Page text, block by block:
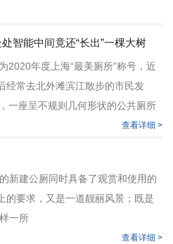
智能中间竟还“长出”一棵大树
2020年度上海“最美厕所”称号，近
经常去北外滩滨江散步的市民发
一座呈不规则几何形状的公共厕所
查看详细 >
新建公厕同时具备了观赏和使用的
的要求，又是一道靓丽风景；既是
一所
查看详细 >